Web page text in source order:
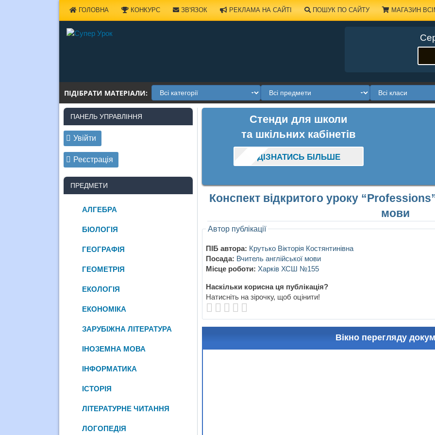
ГОЛОВНА КОНКУРС ЗВ'ЯЗОК РЕКЛАМА НА САЙТІ ПОШУК ПО САЙТУ МАГАЗИН
ПІДІБРАТИ МАТЕРІАЛИ:
Стенди для школи
та шкільних кабінетів
ДІЗНАТИСЬ БІЛЬШЕ
Конспект відкритого уроку
мови
Автор публікації
ПІБ автора: Крутько Вікторія Костянтинівна
Посада: Вчитель англійської мови
Місце роботи: Харків ХСШ №155
Наскільки корисна ця публікація?
Натисніть на зірочку, щоб оцінити!
Вікно перегляду
ПАНЕЛЬ УПРАВЛІННЯ
Увійти
Реєстрація
ПРЕДМЕТИ
АЛГЕБРА
БІОЛОГІЯ
ГЕОГРАФІЯ
ГЕОМЕТРІЯ
ЕКОЛОГІЯ
ЕКОНОМІКА
ЗАРУБІЖНА ЛІТЕРАТУРА
ІНОЗЕМНА МОВА
ІНФОРМАТИКА
ІСТОРІЯ
ЛІТЕРАТУРНЕ ЧИТАННЯ
ЛОГОПЕДІЯ